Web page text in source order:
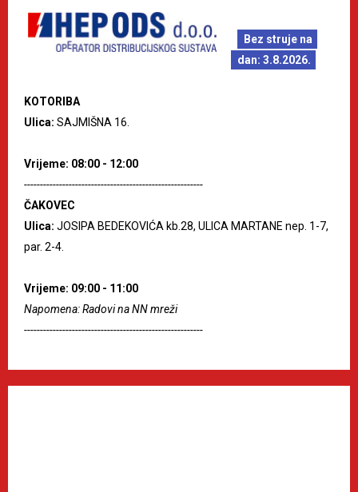
Bez struje na
dan: 3.8.2026.
KOTORIBA
Ulica: SAJMIŠNA 16.
Vrijeme: 08:00 - 12:00
--------------------------------------------------------
ČAKOVEC
Ulica: JOSIPA BEDEKOVIĆA kb.28, ULICA MARTANE nep. 1-7,
par. 2-4.
Vrijeme: 09:00 - 11:00
Napomena: Radovi na NN mreži
--------------------------------------------------------